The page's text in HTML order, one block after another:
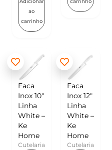
ao
carrinho
Faca
Inox 10″
Linha
White –
Ke
Home
Cutelaria
Faca
Inox 12″
Linha
White –
Ke
Home
Cutelaria